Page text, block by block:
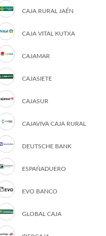
CAJA RURAL JAÉN
CAJA VITAL KUTXA
CAJAMAR
CAJASIETE
CAJASUR
CAJAVIVA CAJA RURAL
DEUTSCHE BANK
ESPAÑADUERO
EVO BANCO
GLOBAL CAJA